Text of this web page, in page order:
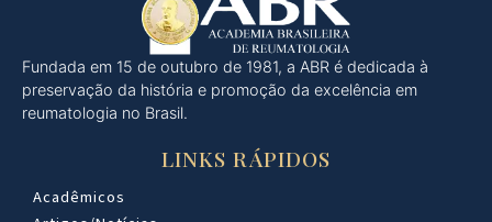
Fundada em 15 de outubro de 1981, a ABR é dedicada à
preservação da história e promoção da excelência em
reumatologia no Brasil.
LINKS RÁPIDOS
Acadêmicos